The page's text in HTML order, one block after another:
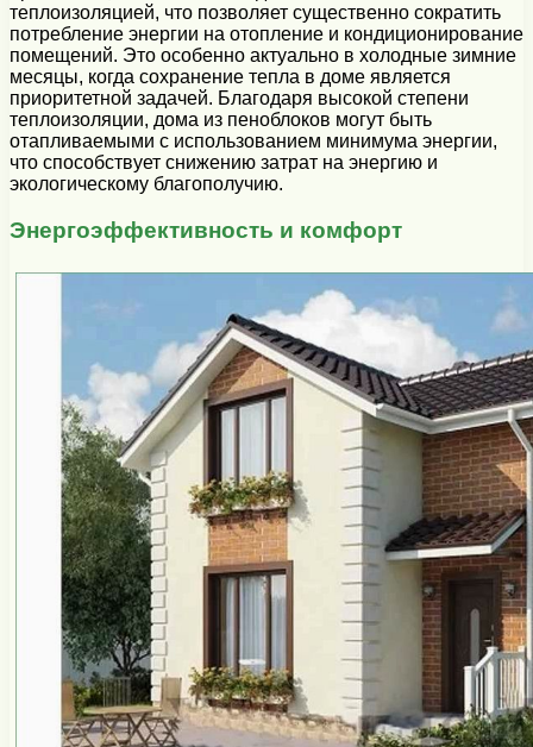
теплоизоляцией, что позволяет существенно сократить
потребление энергии на отопление и кондиционирование
помещений. Это особенно актуально в холодные зимние
месяцы, когда сохранение тепла в доме является
приоритетной задачей. Благодаря высокой степени
теплоизоляции, дома из пеноблоков могут быть
отапливаемыми с использованием минимума энергии,
что способствует снижению затрат на энергию и
экологическому благополучию.
Энергоэффективность и комфорт